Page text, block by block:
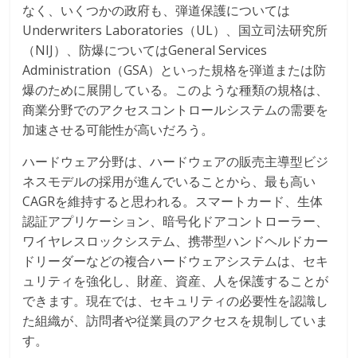
なく、いくつかの政府も、弾道保護については
Underwriters Laboratories（UL）、国立司法研究所
（NIJ）、防爆についてはGeneral Services
Administration（GSA）といった規格を弾道または防
爆のために展開している。このような種類の規格は、
商業分野でのアクセスコントロールシステムの需要を
加速させる可能性が高いだろう。
ハードウェア分野は、ハードウェアの販売主導型ビジ
ネスモデルの採用が進んでいることから、最も高い
CAGRを維持すると思われる。スマートカード、生体
認証アプリケーション、暗号化ドアコントローラー、
ワイヤレスロックシステム、携帯型ハンドヘルドカー
ドリーダーなどの複合ハードウェアシステムは、セキ
ュリティを強化し、財産、資産、人を保護することが
できます。現在では、セキュリティの必要性を認識し
た組織が、訪問者や従業員のアクセスを規制していま
す。